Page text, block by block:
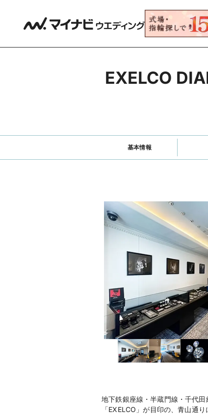
EXELCO
基本情報
地下鉄銀座線・半蔵門線・千代
「EXELCO」が目印の、青山通